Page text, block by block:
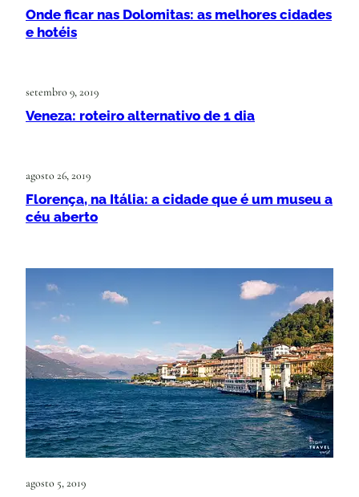
Onde ficar nas Dolomitas: as melhores cidades
e hotéis
setembro 9, 2019
Veneza: roteiro alternativo de 1 dia
agosto 26, 2019
Florença, na Itália: a cidade que é um museu a
céu aberto
agosto 5, 2019